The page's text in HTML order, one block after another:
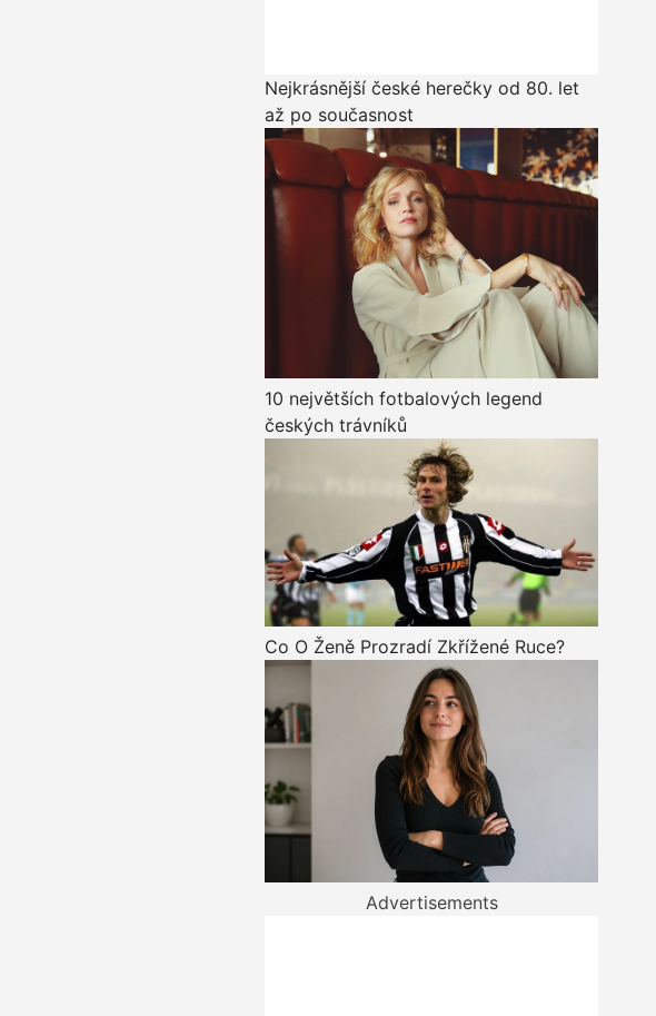
Nejkrásnější české herečky od 80. let
až po současnost
10 největších fotbalových legend
českých trávníků
Co O Ženě Prozradí Zkřížené Ruce?
Advertisements